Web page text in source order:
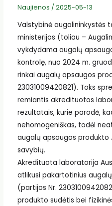
Naujienos / 2025-05-13
Valstybinė augalininkystės
ministerijos (toliau –
vykdydama augalų
kontrolę, nuo 2024 m.
rinkai augalų apsaugos
23031009420821). Toks
remiantis akredituotos
rezultatais, kurie parodė,
nehomogeniškas, todėl
augalų apsaugos produkto
savybių.
Akredituota laboratorija
atlikusi pakartotinius
(partijos Nr.
produkto sudėtis bei